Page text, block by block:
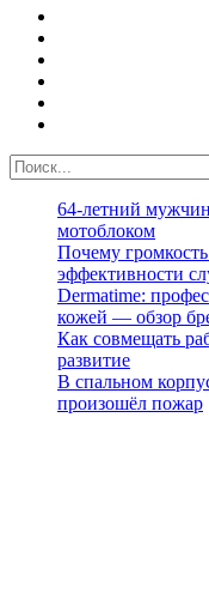
64-летний
мотоблоком
Почему
эффективности
Dermatime:
кожей — обзор
Как совмещать
развитие
В спальном
произошёл пожар